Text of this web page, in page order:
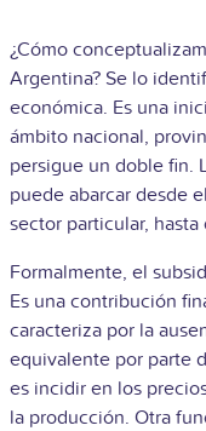
¿Cómo
Argentina? Se lo
económica. Es una
ámbito nacional,
persigue un doble fin.
puede abarcar desde
sector particular,
Formalmente, el
Es una contribución
caracteriza por la
equivalente por parte
es incidir en los
la producción. Otra